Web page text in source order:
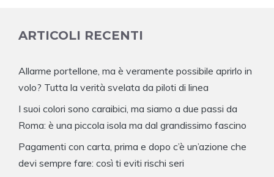
ARTICOLI RECENTI
Allarme portellone, ma è veramente possibile aprirlo in
volo? Tutta la verità svelata da piloti di linea
I suoi colori sono caraibici, ma siamo a due passi da
Roma: è una piccola isola ma dal grandissimo fascino
Pagamenti con carta, prima e dopo c’è un’azione che
devi sempre fare: così ti eviti rischi seri